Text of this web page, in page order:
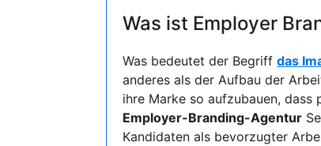
Was ist Employer
Was bedeutet der Begriffdas
anderes als der Aufbau der
ihre Marke so aufzubauen, dass
Employer-Branding-Agentur
Kandidaten als bevorzugter